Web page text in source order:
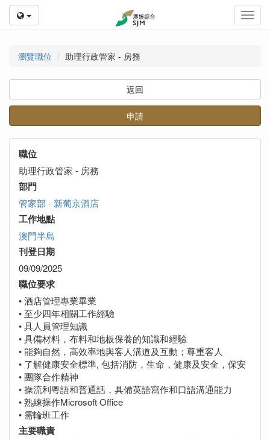
瀏覽職位 助理行政管家 - 房務
返回
申請
職位
助理行政管家 - 房務
部門
管家部 - 新葡京酒店
工作地點
澳門半島
刊登日期
09/09/2025
職位要求
• 酒店管理專業畢業
• 至少四年相關工作經驗
• 具人員管理知識
• 具備材料，布料和地板保養的知識和經驗
• 能夠自然，高效率地與客人溝道及互動；尊重客人
• 了解健康安全標準, 包括消防，生命，健康及安全，保安
• 團隊合作精神
• 操流利粵語和普通話，具備英語寫作和口語溝通能力
• 熟練操作Microsoft Office
• 需輪班工作
主要職責